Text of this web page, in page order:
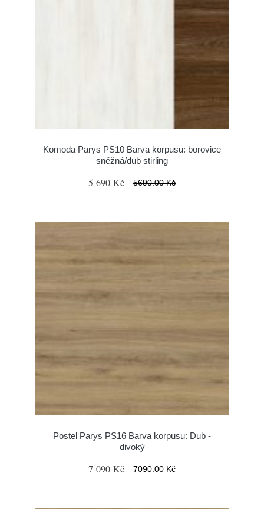
Komoda Parys PS10 Barva korpusu: borovice
sněžná/dub stirling
5 690 Kč 5690.00 Kč
Postel Parys PS16 Barva korpusu: Dub -
divoký
7 090 Kč 7090.00 Kč